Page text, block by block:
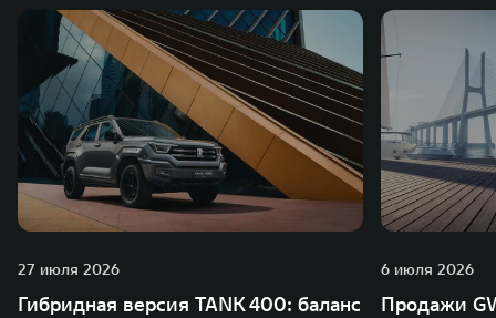
27 июля 2026
Гибридная версия TANK 400: баланс
6 июля 2026
Продажи